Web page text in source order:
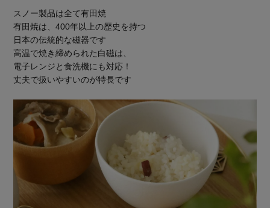
スノー製品は全て有田焼
有田焼は、400年以上の歴史を持つ
日本の伝統的な磁器です
高温で焼き締められた白磁は、
電子レンジと食洗機にも対応！
丈夫で扱いやすいのが特長です